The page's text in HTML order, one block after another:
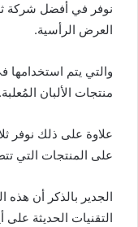
نوفر في أفضل شركة
العرض الرأسية.
والتي يتم
منتجات الألبان المُعلبة.
علاوة على ذلك نوفر
على المنتجات التي
الجدير بالذكر أن هذه
التقنيات الحديثة